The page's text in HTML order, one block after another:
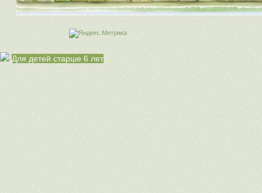
Для детей старше 6 лет